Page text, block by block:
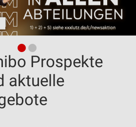
Prospekte
aktuelle